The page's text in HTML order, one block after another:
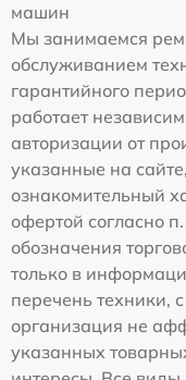
машин
Мы занимаемся
обслуживанием
гарантийного
работает
авторизации от
указанные на
ознакомительный
офертой согласно
обозначения
только в
перечень техники,
организация не
указанных